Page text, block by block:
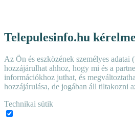
Telepulesinfo.hu
Az Ön és eszközének személyes
hozzájárulhat ahhoz, hogy mi és a
információkhoz juthat, és
hozzájárulása, de jogában áll tiltakozni
Technikai sütik